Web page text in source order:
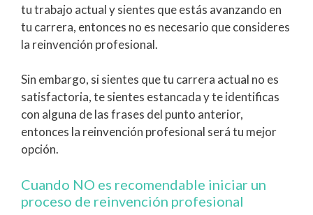
tu trabajo actual y sientes que estás avanzando en
tu carrera, entonces no es necesario que consideres
la reinvención profesional.
Sin embargo, si sientes que tu carrera actual no es
satisfactoria, te sientes estancada y te identificas
con alguna de las frases del punto anterior,
entonces la reinvención profesional será tu mejor
opción.
Cuando NO es recomendable iniciar un
proceso de reinvención profesional